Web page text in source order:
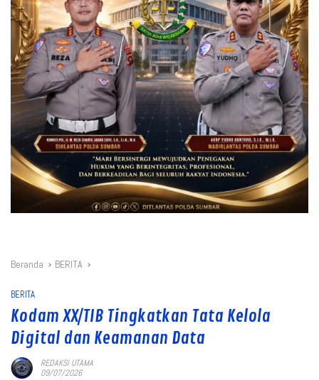
Beranda BERITA
BERITA
Kodam XX/TIB Tingkatkan Tata Kelola
Digital dan Keamanan Data
REDAKSI UTAMA
09/07/2026